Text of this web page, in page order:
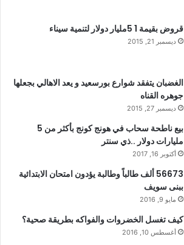
قروض بقيمة 1 5مليار دولار لتنمية سيناء
ديسمبر 21, 2015
الغضبان يتفقد شوارع بورسعيد و يعد الاهالي بجعلها
جوهره القناه
ديسمبر 27, 2015
بيع ناطحة سحاب في هونج كونج بأكثر من 5
مليارات دولار ..ذي سنتر
أكتوبر 16, 2017
56673 ألف طالباً وطالبة يؤدون امتحان الابتدائية
ببنى سويف
مايو 9, 2016
كيف تغسل الخضروات والفواكه بطريقة صحية؟
أغسطس 10, 2016